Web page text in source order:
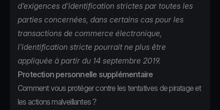
d'exigences d'identification strictes par toutes les
parties concernées, dans certains cas pour les
transactions de commerce électronique,
l'identification stricte pourrait ne plus être
appliquée à partir du 14 septembre 2019.
Protection personnelle supplémentaire
Comment vous protéger contre les tentatives de piratage et
les actions malveillantes ?